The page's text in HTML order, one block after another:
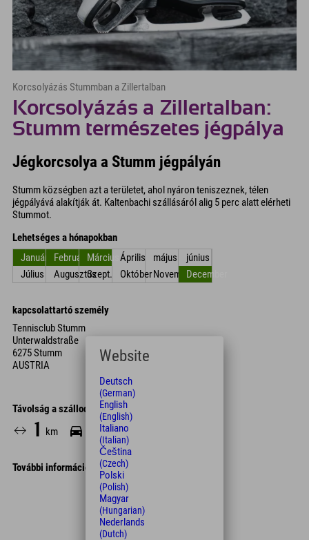
Korcsolyázás Stummban a Zillertalban
Korcsolyázás a Zillertalban:
Stumm természetes jégpálya
Jégkorcsolya a Stumm jégpályán
Stumm községben azt a területet, ahol nyáron teniszeznek, télen
jégpályává alakítják át. Kaltenbachi szállásáról alig 5 perc alatt elérheti
Stummot.
Lehetséges a hónapokban
Január
Február Március Április május
június
Július
AugusztusSzept. OktóberNovemberDecember
kapcsolattartó személy
Tennisclub Stumm
Unterwaldstraße
6275 Stumm
AUSTRIA
Távolság a szállodától
1 km 4 Min.
További információk
Website
Deutsch
(German)
English
(English)
Italiano
(Italian)
Čeština
(Czech)
Polski
(Polish)
Magyar
(Hungarian)
Nederlands
(Dutch)